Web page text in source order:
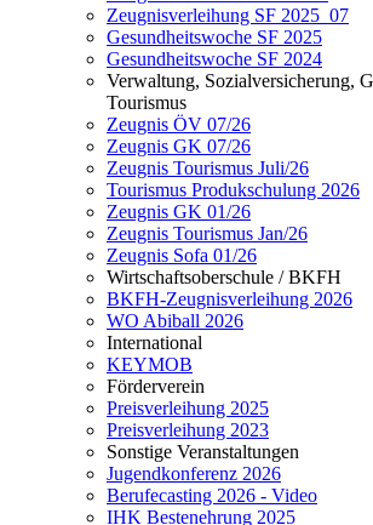
Zeugnisverleihung SF 2025_07
Gesundheitswoche SF 2025
Gesundheitswoche SF 2024
Verwaltung, Sozialversicherung,
Tourismus
Zeugnis ÖV 07/26
Zeugnis GK 07/26
Zeugnis Tourismus Juli/26
Tourismus Produkschulung 2026
Zeugnis GK 01/26
Zeugnis Tourismus Jan/26
Zeugnis Sofa 01/26
Wirtschaftsoberschule / BKFH
BKFH-Zeugnisverleihung 2026
WO Abiball 2026
International
KEYMOB
Förderverein
Preisverleihung 2025
Preisverleihung 2023
Sonstige Veranstaltungen
Jugendkonferenz 2026
Berufecasting 2026 - Video
IHK Bestenehrung 2025